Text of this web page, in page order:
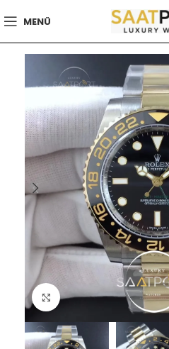
MENÜ
Büyütmek için tıklayın